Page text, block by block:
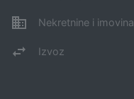
Nekretnine i imovina
Izvoz